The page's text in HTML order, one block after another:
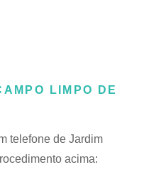
LIMPO DE
telefone de Jardim
acima: